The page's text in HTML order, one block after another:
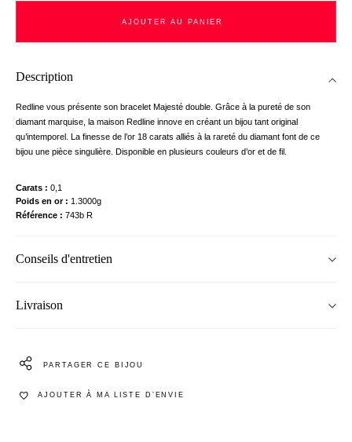
AJOUTER AU PANIER
Description
Redline vous présente son bracelet Majesté double. Grâce à la pureté de son
diamant marquise, la maison Redline innove en créant un bijou tant original
qu’intemporel. La finesse de l’or 18 carats alliés à la rareté du diamant font de ce
bijou une pièce singulière. Disponible en plusieurs couleurs d’or et de fil.
Carats
0,1
Poids en or
1.3000g
Référence
743b R
Conseils d'entretien
Livraison
PARTAGER CE BIJOU
AJOUTER À MA LISTE D’ENVIE